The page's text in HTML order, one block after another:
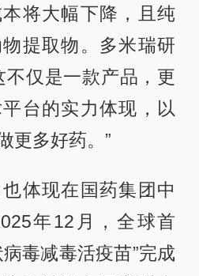
将大幅下降，且纯
提取物。多米瑞研
不仅是一款产品，更
台的实力体现，以
更多好药。”
体现在国药集团中
年12月，全球首
毒减毒活疫苗”完成